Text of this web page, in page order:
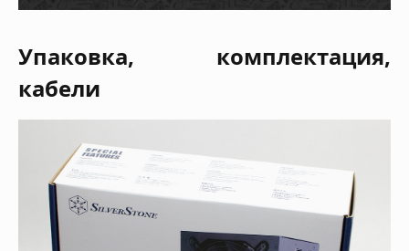
Упаковка, комплектация,
кабели